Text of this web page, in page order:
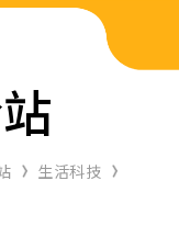
生活科技